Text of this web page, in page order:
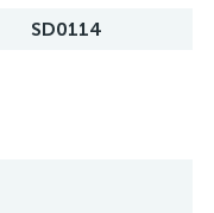
SD0114